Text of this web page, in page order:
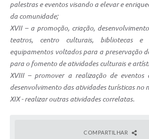
palestras e eventos visando a elevar e
da comunidade;
XVII – a promoção, criação,
teatros, centro culturais, bibliotecas e
equipamentos voltados para a preservação
para o fomento de atividades culturais e
XVIII – promover a realização de eventos
desenvolvimento das atividades turísticas no
XIX - realizar outras atividades correlatas.
COMPARTILHAR